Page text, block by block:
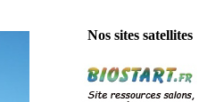
Nos sites satellites